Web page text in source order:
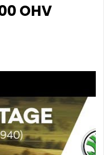
OHV